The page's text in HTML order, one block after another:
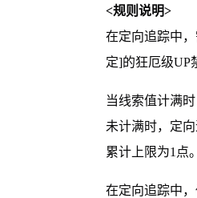
<规则说明>
在定向追踪中
定]的狂厄级UP
当线索值计满
未计满时，定
累计上限为1点。
在定向追踪中